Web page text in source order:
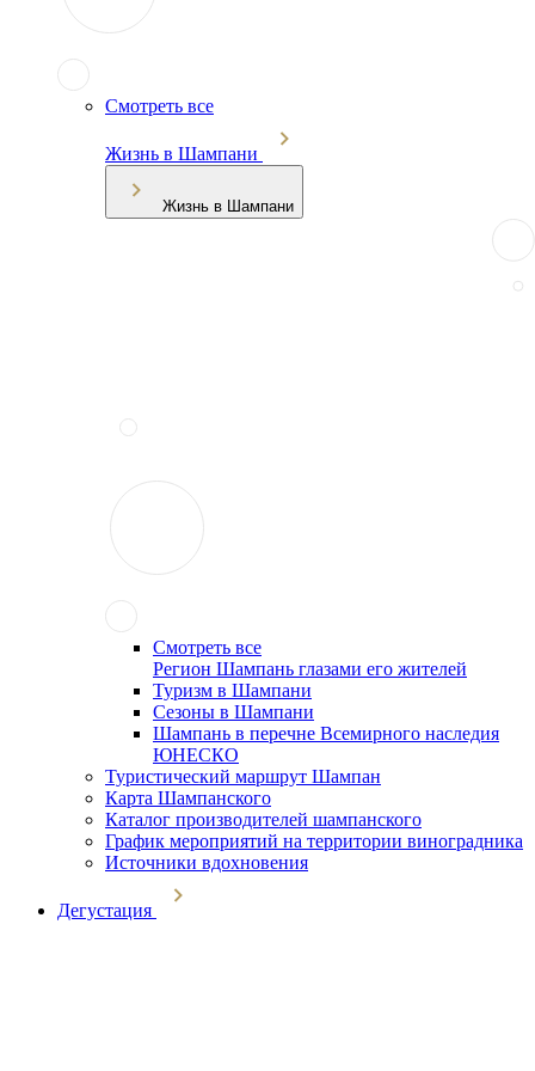
Смотреть все
Жизнь в Шампани
Жизнь в Шампани
Смотреть все
Регион Шампань глазами его жителей
Туризм в Шампани
Сезоны в Шампани
Шампань в перечне Всемирного наследия
ЮНЕСКО
Туристический маршрут Шампан
Карта Шампанского
Каталог производителей шампанского
График мероприятий на территории виноградника
Источники вдохновения
Дегустация